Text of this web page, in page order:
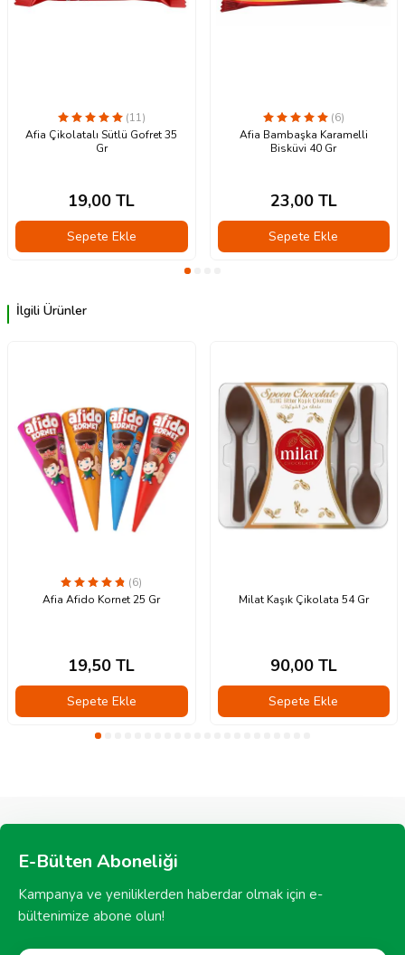
(11)
Afia Çikolatalı Sütlü Gofret 35
Gr
19,00 TL
Sepete Ekle
(6)
Afia Bambaşka Karamelli
Bisküvi 40 Gr
23,00TL
Sepete Ekle
İlgili Ürünler
(6)
Afia Afido Kornet 25 Gr
19,50 TL
Sepete Ekle
Milat Kaşık Çikolata 54 Gr
90,00TL
Sepete Ekle
E-Bülten Aboneliği
Kampanya ve yeniliklerden haberdar olmak için e-
bültenimize abone olun!